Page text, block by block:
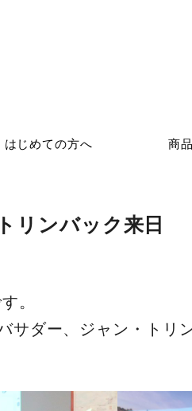
はじめての方へ 商
リンバック来日
。
サダー、ジャン・トリ